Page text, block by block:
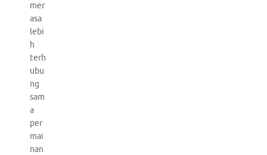
mer
asa
lebi
h
terh
ubu
ng
sam
a
per
mai
nan